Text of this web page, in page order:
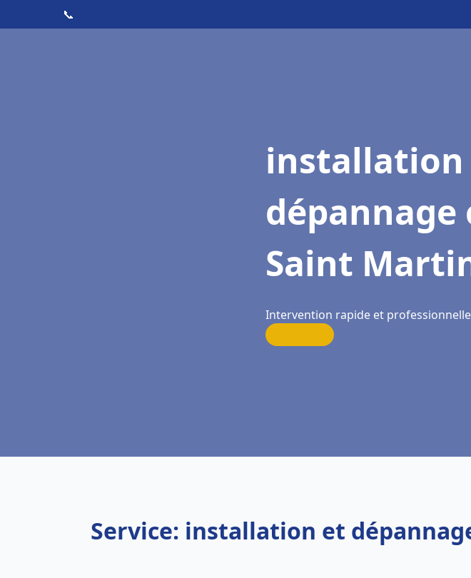
📞
installation
dépannage
Saint
Intervention rapide et
Service: installation et